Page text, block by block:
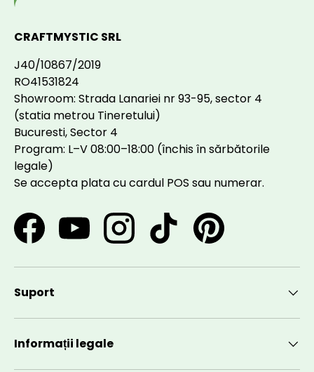
CRAFTMYSTIC SRL
J40/10867/2019
RO41531824
Showroom: Strada Lanariei nr 93-95, sector 4
(statia metrou Tineretului)
Bucuresti, Sector 4
Program: L–V 08:00–18:00 (închis în sărbătorile
legale)
Se accepta plata cu cardul POS sau numerar.
FacebookYouTubeInstagramTikTok Pinterest
Suport
Informații legale